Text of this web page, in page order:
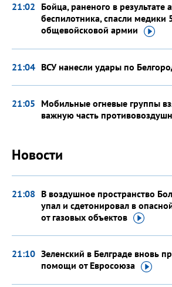
21:02 Бойца, раненого в результате
беспилотника, спасли медики
общевойсковой армии
21:04 ВСУ нанесли удары по
21:05 Мобильные огневые группы
важную часть
Новости
21:08 В воздушное пространство
упал и сдетонировал в
от газовых объектов
21:10 Зеленский в Белграде вновь
помощи от Евросоюза